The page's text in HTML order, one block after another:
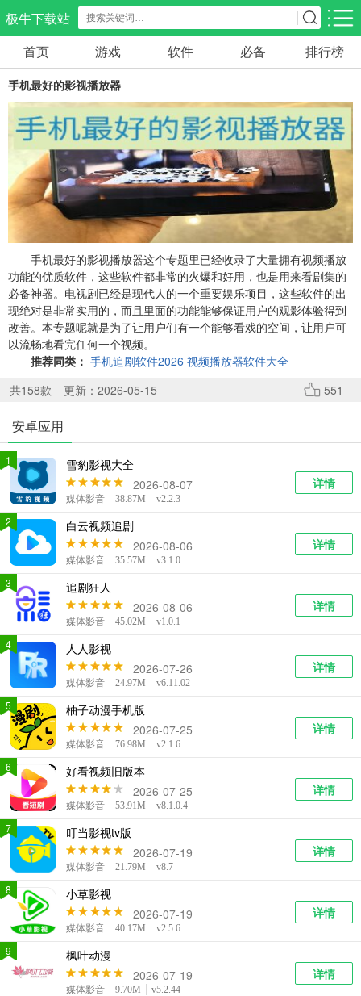
极牛下载站
应用分类 游戏分类
生活服务
297款应用
电商购物
86款应用
教育学习
178款应用
气象交通
84款应用
游戏辅助
478款应用
摄影美化
215款应用
183款应用
电子图书
439款应用
184款应用
新闻阅读
43款应用
金融理财
54款应用
媒体影音
602款应用
系统工具
646款应用
健康医疗
ai工具
334款应用
娱乐资讯
首页 游戏 软件 必备 排行榜
手机最好的影视播放器
手机最好的影视播放器这个专题里已经收录了大量拥有视频播放
功能的优质软件，这些软件都非常的火爆和好用，也是用来看剧集的
必备神器。电视剧已经是现代人的一个重要娱乐项目，这些软件的出
现绝对是非常实用的，而且里面的功能能够保证用户的观影体验得到
改善。本专题呢就是为了让用户们有一个能够看戏的空间，让用户可
以流畅地看完任何一个视频。
推荐同类： 手机追剧软件2026 视频播放器软件大全
共158款 更新：2026-05-15 551
安卓应用
雪豹影视大全
2026-08-07
媒体影音 38.87M v2.2.3
详情
1
白云视频追剧
2026-08-06
媒体影音 35.57M v3.1.0
详情
2
追剧狂人
2026-08-06
媒体影音 45.02M v1.0.1
详情
3
人人影视
2026-07-26
媒体影音 24.97M v6.11.02
详情
4
柚子动漫手机版
2026-07-25
媒体影音 76.98M v2.1.6
详情
5
好看视频旧版本
2026-07-25
媒体影音 53.91M v8.1.0.4
详情
6
叮当影视tv版
2026-07-19
媒体影音 21.79M v8.7
详情
7
小草影视
2026-07-19
媒体影音 40.17M v2.5.6
详情
8
枫叶动漫
2026-07-19
媒体影音 9.70M v5.2.44
详情
9